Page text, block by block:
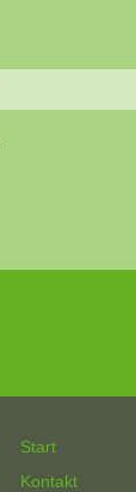
Start
Kontakt